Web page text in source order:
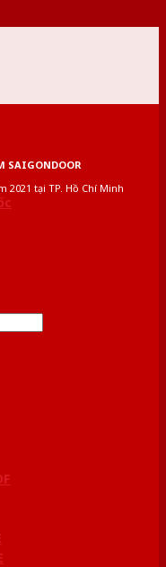
SAIGONDOOR
2021 tại TP. Hồ Chí Minh